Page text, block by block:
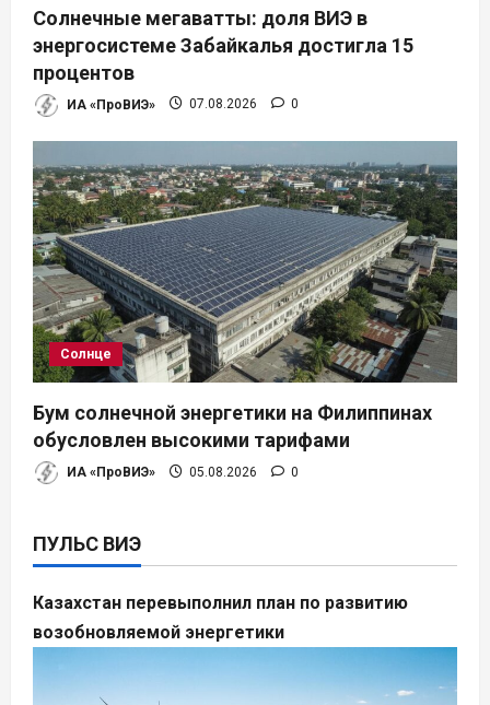
Солнечные мегаватты: доля ВИЭ в
энергосистеме Забайкалья достигла 15
процентов
ИА «ПроВИЭ» 07.08.2026 0
Солнце
Бум солнечной энергетики на Филиппинах
обусловлен высокими тарифами
ИА «ПроВИЭ» 05.08.2026 0
ПУЛЬС ВИЭ
Казахстан перевыполнил план по развитию
возобновляемой энергетики